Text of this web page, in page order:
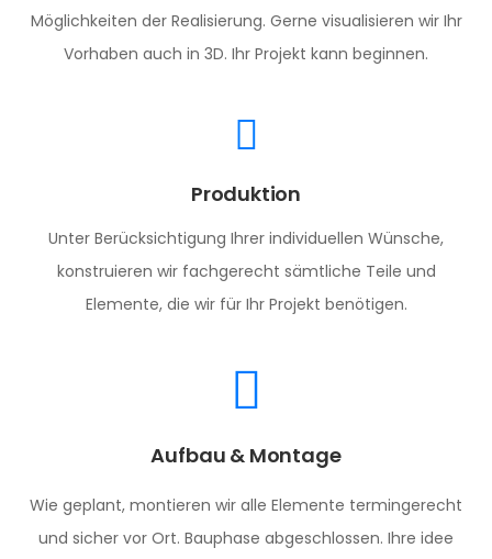
Möglichkeiten der Realisierung. Gerne visualisieren wir Ihr
Vorhaben auch in 3D. Ihr Projekt kann beginnen.
Produktion
Unter Berücksichtigung Ihrer individuellen Wünsche,
konstruieren wir fachgerecht sämtliche Teile und
Elemente, die wir für Ihr Projekt benötigen.
Aufbau & Montage
Wie geplant, montieren wir alle Elemente termingerecht
und sicher vor Ort. Bauphase abgeschlossen. Ihre idee